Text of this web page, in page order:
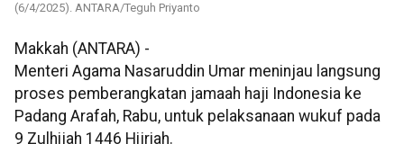
(6/4/2025). ANTARA/Teguh Priyanto
Makkah (ANTARA) -
Menteri Agama Nasaruddin Umar meninjau langsung
proses pemberangkatan jamaah haji Indonesia ke
Padang Arafah, Rabu, untuk pelaksanaan wukuf pada
9 Zulhijah 1446 Hijriah.